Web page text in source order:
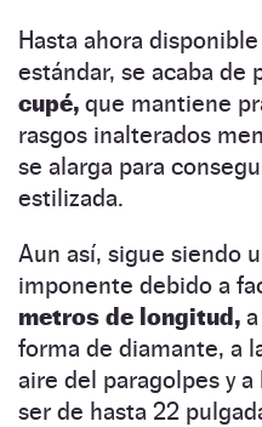
Hasta ahora
estándar, se acaba de
cupé, que mantiene
rasgos inalterados
se alarga para
estilizada.
Aun así, sigue siendo
imponente debido a
metros de longitud,
forma de diamante, a
aire del paragolpes y a
ser de hasta 22